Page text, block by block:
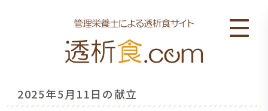
2025年5月11日の献立